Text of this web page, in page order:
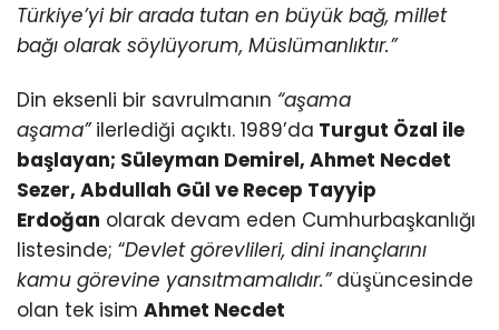
Türkiye’yi bir arada tutan en büyük bağ, millet
bağı olarak söylüyorum, Müslümanlıktır.”
Din eksenli bir savrulmanın “aşama
aşama”ilerlediği açıktı. 1989’da Turgut Özal ile
başlayan; Süleyman Demirel, Ahmet Necdet
Sezer, Abdullah Gül ve Recep Tayyip
Erdoğan olarak devam eden Cumhurbaşkanlığı
listesinde; “Devlet görevlileri, dini inançlarını
kamu görevine yansıtmamalıdır.”düşüncesinde
olan tek isim Ahmet Necdet